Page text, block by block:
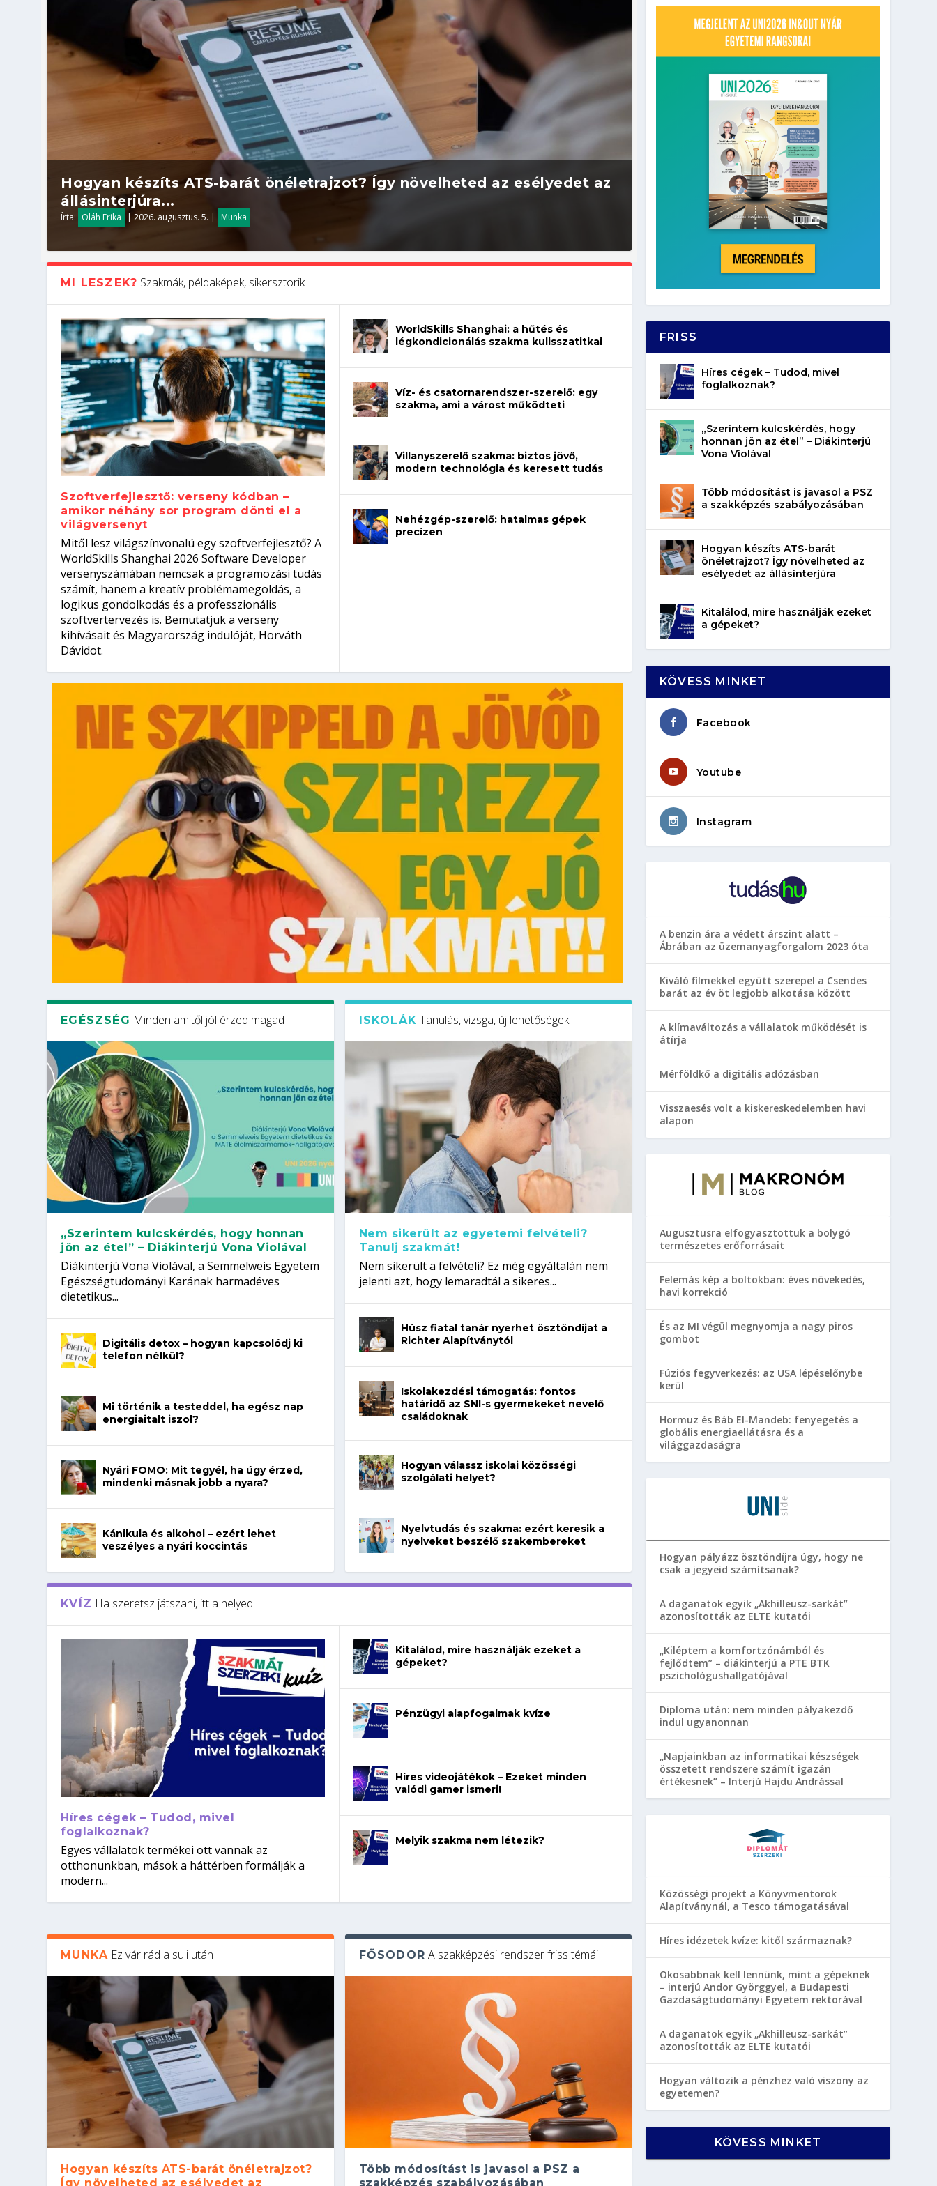
Hogyan készíts ATS-barát önéletrajzot? Így növelheted az esélyedet az
állásinterjúra...
Írta: Oláh Erika |2026. augusztus. 5. | Munka
Kitalálod, mire használják ezeket a gépeket?
Írta: Tóth Mónika |2026. augusztus. 4.| Kvíz
Nem sikerült az egyetemi felvételi? Tanulj szakmát!
Írta: Oláh Erika |2026. augusztus. 4.| Iskolák
Szoftverfejlesztő: verseny kódban – amikor néhány sor program dönti
el a világversenyt...
Írta: Szakmát Szerzek |2026. augusztus. 3.| Mi leszek?
Digitális detox – hogyan kapcsolódj ki telefon nélkül?
Írta: Oláh Erika |2026. augusztus. 3.| Egészség
MI LESZEK? Szakmák, példaképek, sikersztorik
Szoftverfejlesztő: verseny kódban –
amikor néhány sor program dönti el a
világversenyt
Mitől lesz világszínvonalú egy szoftverfejlesztő? A
WorldSkills Shanghai 2026 Software Developer
versenyszámában nemcsak a programozási tudás
számít, hanem a kreatív problémamegoldás, a
logikus gondolkodás és a professzionális
szoftvertervezés is. Bemutatjuk a verseny
kihívásait és Magyarország indulóját, Horváth
Dávidot.
WorldSkills Shanghai: a hűtés és
légkondicionálás szakma kulisszatitkai
Víz- és csatornarendszer-szerelő: egy
szakma, ami a várost működteti
Villanyszerelő szakma: biztos jövő,
modern technológia és keresett tudás
Nehézgép-szerelő: hatalmas gépek
precízen
EGÉSZSÉG Minden amitől jól érzed magad
„Szerintem kulcskérdés, hogy honnan
jön az étel” – Diákinterjú Vona Violával
Diákinterjú Vona Violával, a Semmelweis Egyetem
Egészségtudományi Karának harmadéves
dietetikus...
Digitális detox – hogyan kapcsolódj ki
telefon nélkül?
Mi történik a testeddel, ha egész nap
energiaitalt iszol?
Nyári FOMO: Mit tegyél, ha úgy érzed,
mindenki másnak jobb a nyara?
Kánikula és alkohol – ezért lehet
veszélyes a nyári koccintás
ISKOLÁK Tanulás, vizsga, új lehetőségek
Nem sikerült az egyetemi felvételi?
Tanulj szakmát!
Nem sikerült a felvételi? Ez még egyáltalán nem
jelenti azt, hogy lemaradtál a sikeres...
Húsz fiatal tanár nyerhet ösztöndíjat a
Richter Alapítványtól
Iskolakezdési támogatás: fontos
határidő az SNI-s gyermekeket nevelő
családoknak
Hogyan válassz iskolai közösségi
szolgálati helyet?
Nyelvtudás és szakma: ezért keresik a
nyelveket beszélő szakembereket
KVÍZ Ha szeretsz játszani, itt a helyed
Híres cégek – Tudod, mivel
foglalkoznak?
Egyes vállalatok termékei ott vannak az
otthonunkban, mások a háttérben formálják a
modern...
Kitalálod, mire használják ezeket a
gépeket?
Pénzügyi alapfogalmak kvíze
Híres videojátékok – Ezeket minden
valódi gamer ismeri!
Melyik szakma nem létezik?
MUNKA Ez vár rád a suli után
Hogyan készíts ATS-barát önéletrajzot?
Így növelheted az esélyedet az
FŐSODOR A szakképzési rendszer friss témái
Több módosítást is javasol a PSZ a
szakképzés szabályozásában
FRISS
Híres cégek – Tudod, mivel
foglalkoznak?
„Szerintem kulcskérdés, hogy
honnan jön az étel” – Diákinterjú
Vona Violával
Több módosítást is javasol a PSZ
a szakképzés szabályozásában
Hogyan készíts ATS-barát
önéletrajzot? Így növelheted az
esélyedet az állásinterjúra
Kitalálod, mire használják ezeket
a gépeket?
KÖVESS MINKET
Facebook
Youtube
Instagram
A benzin ára a védett árszint alatt –
Ábrában az üzemanyagforgalom 2023 óta
Kiváló filmekkel együtt szerepel a Csendes
barát az év öt legjobb alkotása között
A klímaváltozás a vállalatok működését is
átírja
Mérföldkő a digitális adózásban
Visszaesés volt a kiskereskedelemben havi
alapon
Augusztusra elfogyasztottuk a bolygó
természetes erőforrásait
Felemás kép a boltokban: éves növekedés,
havi korrekció
És az MI végül megnyomja a nagy piros
gombot
Fúziós fegyverkezés: az USA lépéselőnybe
kerül
Hormuz és Báb El-Mandeb: fenyegetés a
globális energiaellátásra és a
világgazdaságra
Hogyan pályázz ösztöndíjra úgy, hogy ne
csak a jegyeid számítsanak?
A daganatok egyik „Akhilleusz-sarkát”
azonosították az ELTE kutatói
„Kiléptem a komfortzónámból és
fejlődtem” – diákinterjú a PTE BTK
pszichológushallgatójával
Diploma után: nem minden pályakezdő
indul ugyanonnan
„Napjainkban az informatikai készségek
összetett rendszere számít igazán
értékesnek” – Interjú Hajdu Andrással
Közösségi projekt a Könyvmentorok
Alapítványnál, a Tesco támogatásával
Híres idézetek kvíze: kitől származnak?
Okosabbnak kell lennünk, mint a gépeknek
– interjú Andor Györggyel, a Budapesti
Gazdaságtudományi Egyetem rektorával
A daganatok egyik „Akhilleusz-sarkát”
azonosították az ELTE kutatói
Hogyan változik a pénzhez való viszony az
egyetemen?
KÖVESS MINKET